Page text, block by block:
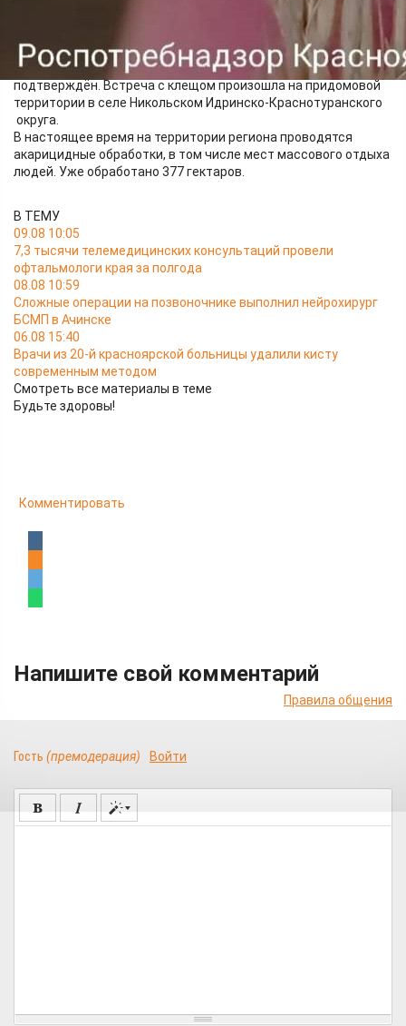
Красноярском крае зафиксировано 966 случаев
К сожалению, у одного десятилетнего ребёнка медики
подозревают сибирский клещевой тиф, но диагноз ещё не
подтверждён. Встреча с клещом произошла на придомовой
территории в селе Никольском Идринско-Краснотуранского
округа.
В настоящее время на территории региона проводятся
акарицидные обработки, в том числе мест массового отдыха
людей. Уже обработано 377 гектаров.
В ТЕМУ
09.08 10:05
7,3 тысячи телемедицинских консультаций провели
офтальмологи края за полгода
08.08 10:59
Сложные операции на позвоночнике выполнил нейрохирург
БСМП в Ачинске
06.08 15:40
Врачи из 20-й красноярской больницы удалили кисту
современным методом
Смотреть все материалы в теме
Будьте здоровы!
Комментировать
Напишите свой комментарий
Правила общения
Гость (премодерация) Войти